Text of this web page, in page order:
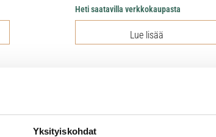
Yksityiskohdat
Heti saatavilla verkkokaupasta
Lue lisää